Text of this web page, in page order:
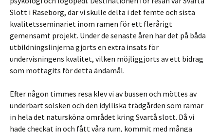
Slott i Raseborg, där vi skulle delta i det femte och sista
kvalitetsseminariet inom ramen för ett flerårigt
gemensamt projekt. Under de senaste åren har det på båda
utbildningslinjerna gjorts en extra insats för
undervisningens kvalitet, vilken möjliggjorts av ett bidrag
som mottagits för detta ändamål.
Efter någon timmes resa klev vi av bussen och möttes av
underbart solsken och den idylliska trädgården som ramar
in hela det natursköna området kring Svartå slott. Då vi
hade checkat in och fått våra rum, kommit med många